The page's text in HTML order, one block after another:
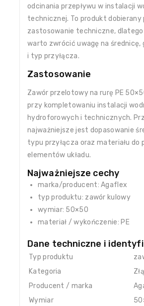
odcinania przepływu w instalacji
technicznej. To produkt dobierany
zastosowanie techniczne,
warto zwrócić uwagę na średnicę,
i typ przyłącza.
Zastosowanie
Zawór przelotowy na rurę PE
przy kompletowaniu instalacji
hydroforowych i technicznych.
najważniejsze jest dopasowanie
typu przyłącza oraz materiału do
elementów układu.
Najważniejsze cechy
marka/producent: Agaflex
typ produktu: zawór kulowy
wymiar: 50×50
materiał / wykończenie: PE
Dane techniczne i
Typ produktu
Kategoria
Producent / marka
Wymiar